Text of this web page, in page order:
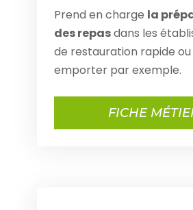
Prend en charge la
des repasdans les
de restauration rapide
emporter par exemple.
FICHE